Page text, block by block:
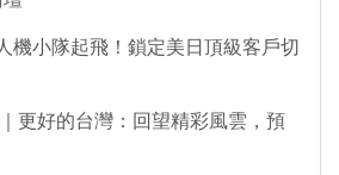
機小隊起飛！鎖定美日頂級客戶切
更好的台灣：回望精彩風雲，預